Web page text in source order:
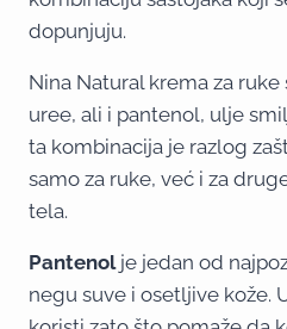
dopunjuju.
Nina Natural krema za ruke
uree, ali i pantenol, ulje
ta kombinacija je razlog
samo za ruke, već i za
tela.
Pantenolje jedan od
negu suve i osetljive kože.